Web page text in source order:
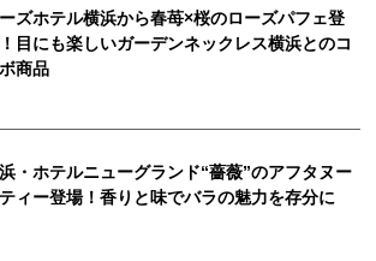
ズホテル横浜から春苺×桜のローズパフェ登
目にも楽しいガーデンネックレス横浜とのコ
商品
・ホテルニューグランド“薔薇”のアフタヌー
ィー登場！香りと味でバラの魅力を存分に